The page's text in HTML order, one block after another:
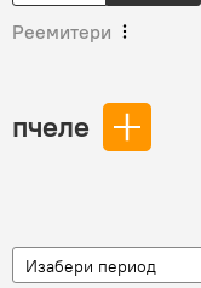
Реемитери
пчеле
Изабери период